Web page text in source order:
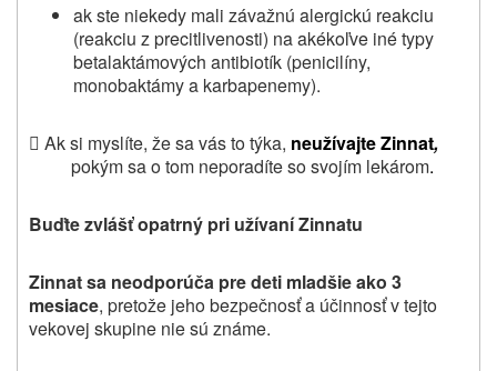
ak ste niekedy mali závažnú alergickú reakciu
(reakciu z precitlivenosti) na akékoľve iné typy
betalaktámových antibiotík (penicilíny,
monobaktámy a karbapenemy).
 Ak si myslíte, že sa vás to týka, neužívajte Zinnat,
pokým sa o tom neporadíte so svojím lekárom.
Buďte zvlášť opatrný pri užívaní Zinnatu
Zinnat sa neodporúča pre deti mladšie ako 3
mesiace, pretože jeho bezpečnosť a účinnosť v tejto
vekovej skupine nie sú známe.